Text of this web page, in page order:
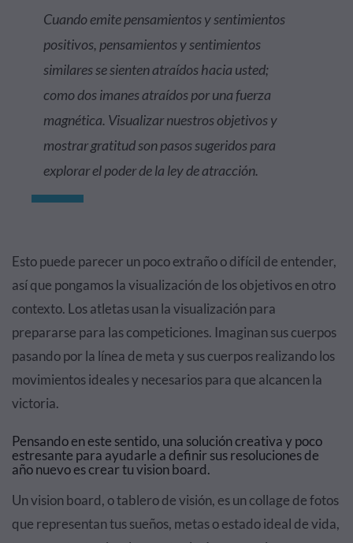
Cuando emite pensamientos y sentimientos
positivos, pensamientos y sentimientos
similares se sienten atraídos hacia usted;
como dos imanes atraídos por una fuerza
magnética. Visualizar nuestros objetivos y
mostrar gratitud son pasos sugeridos para
explorar el poder de la ley de atracción.
Esto puede parecer un poco extraño o difícil de entender,
así que pongamos la visualización de los objetivos en otro
contexto. Los atletas usan la visualización para
prepararse para las competiciones. Imaginan sus cuerpos
pasando por la línea de meta y sus cuerpos realizando los
movimientos ideales y necesarios para que alcancen la
victoria.
Pensando en este sentido, una solución creativa y poco
estresante para ayudarle a definir sus resoluciones de
año nuevo es crear tu vision board.
Un vision board, o tablero de visión, es un collage de fotos
que representan tus sueños, metas o estado ideal de vida,